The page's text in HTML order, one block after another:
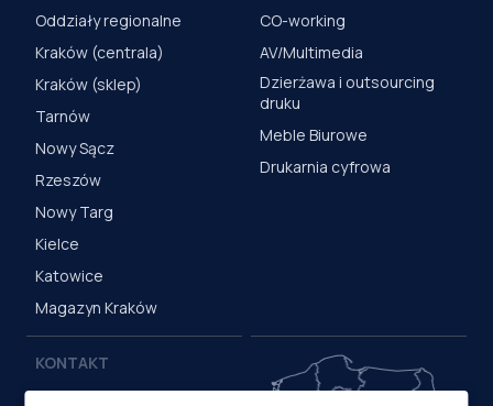
Oddziały regionalne
Kraków (centrala)
Kraków (sklep)
Tarnów
Nowy Sącz
Rzeszów
Nowy Targ
Kielce
Katowice
Magazyn Kraków
CO-working
AV/Multimedia
Dzierżawa i outsourcing
druku
Meble Biurowe
Drukarnia cyfrowa
KONTAKT